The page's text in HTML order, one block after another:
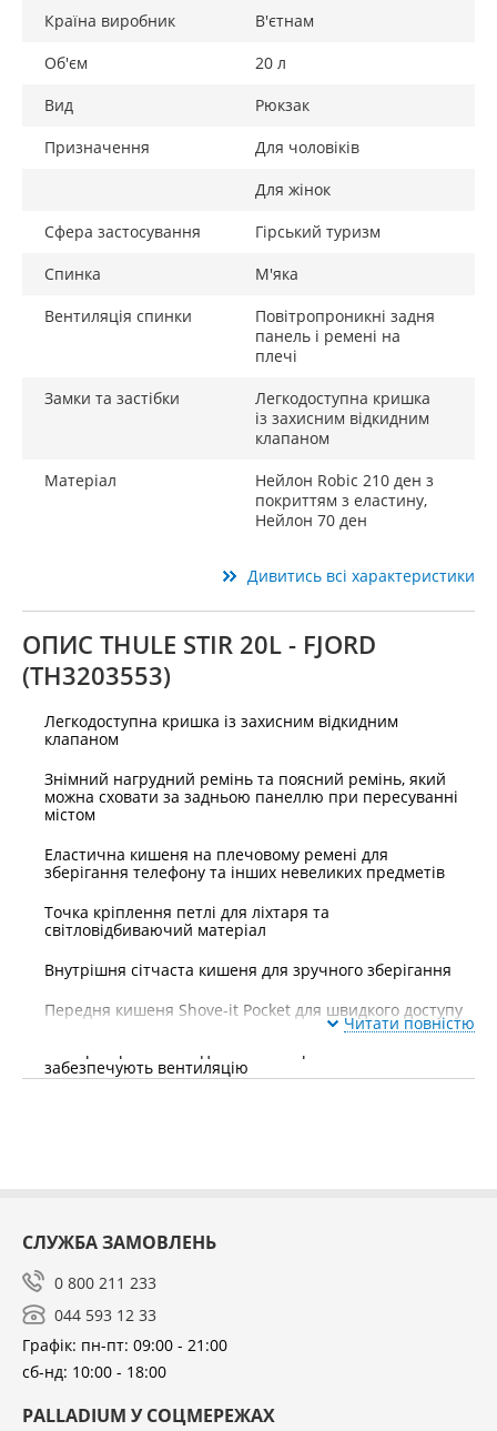
Країна виробник
В'єтнам
Об'єм
20 л
Вид
Рюкзак
Призначення
Для чоловіків
Для жінок
Сфера застосування
Гірський туризм
Спинка
М'яка
Вентиляція спинки
Повітропроникні задня
панель і ремені на
плечі
Замки та застібки
Легкодоступна кришка
із захисним відкидним
клапаном
Матеріал
Нейлон Robic 210 ден з
покриттям з еластину,
Нейлон 70 ден
Дивитись всі характеристики
ОПИС THULE STIR 20L - FJORD
(TH3203553)
Легкодоступна кришка із захисним відкидним
клапаном
Знімний нагрудний ремінь та поясний ремінь, який
можна сховати за задньою панеллю при пересуванні
містом
Еластична кишеня на плечовому ремені для
зберігання телефону та інших невеликих предметів
Точка кріплення петлі для ліхтаря та
світловідбиваючий матеріал
Внутрішня сітчаста кишеня для зручного зберігання
Передня кишеня Shove-it Pocket для швидкого доступу
забезпечують вентиляцію
Читати повністю
СЛУЖБА ЗАМОВЛЕНЬ
0 800 211 233
044 593 12 33
Графік: пн-пт: 09:00 - 21:00
сб-нд: 10:00 - 18:00
PALLADIUM У СОЦМЕРЕЖАХ